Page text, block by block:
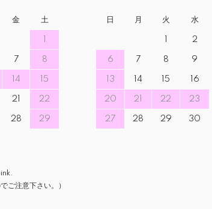
金 土
7 8
14 15
21 22
28 29
日 月 火 水
2
6 7 8 9
13 14 15 16
20 21 22 23
27 28 29 30
ご注意下さい。）